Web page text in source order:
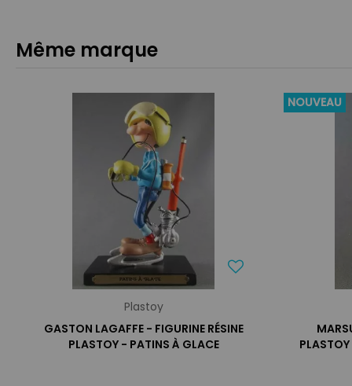
Même marque
Plastoy
GASTON LAGAFFE - FIGURINE RÉSINE
PLASTOY - PATINS À GLACE
NOUVEAU